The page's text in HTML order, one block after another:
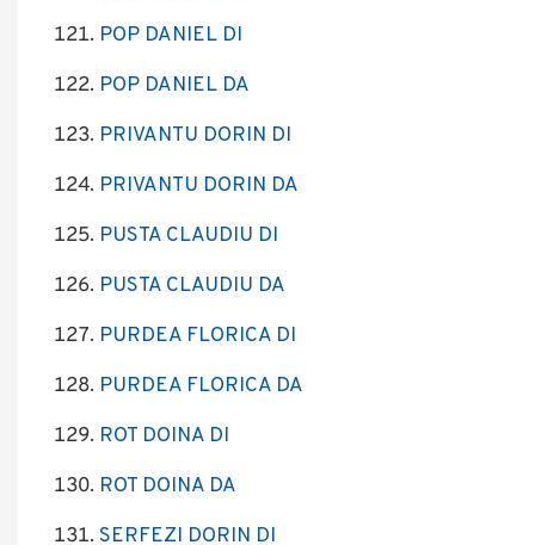
POP DANIEL DI
POP DANIEL DA
PRIVANTU DORIN DI
PRIVANTU DORIN DA
PUSTA CLAUDIU DI
PUSTA CLAUDIU DA
PURDEA FLORICA DI
PURDEA FLORICA DA
ROT DOINA DI
ROT DOINA DA
SERFEZI DORIN DI